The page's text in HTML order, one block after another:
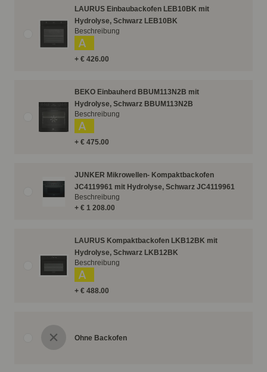
LAURUS Einbaubackofen LEB10BK mit
Hydrolyse, Schwarz LEB10BK
+ € 426.00
A
Beschreibung
BEKO Einbauherd BBUM113N2B mit
Hydrolyse, Schwarz BBUM113N2B
+ € 475.00
A
Beschreibung
JUNKER Mikrowellen- Kompaktbackofen
JC4119961 mit Hydrolyse, Schwarz JC4119961
+ € 1 208.00
Beschreibung
LAURUS Kompaktbackofen LKB12BK mit
Hydrolyse, Schwarz LKB12BK
+ € 488.00
A
Beschreibung
Ohne Backofen